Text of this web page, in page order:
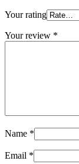
Your rating
Your review *
Name *
Email *